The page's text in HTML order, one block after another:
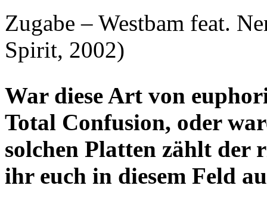
Zugabe – Westbam feat.
Spirit, 2002)
War diese Art von
Total Confusion, oder
solchen Platten zählt der
ihr euch in diesem Feld